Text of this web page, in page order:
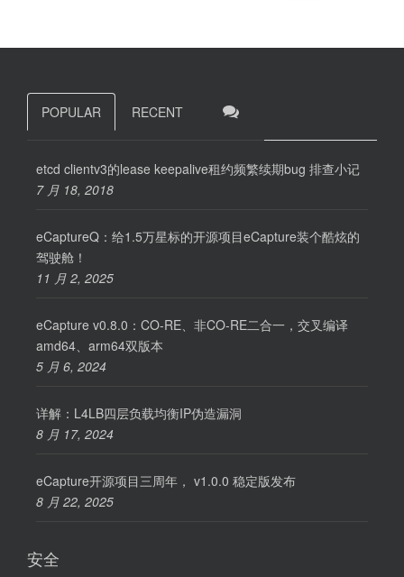
POPULAR RECENT
etcd clientv3的lease keepalive租约频繁续期bug 排查小记
7 月 18, 2018
eCaptureQ：给1.5万星标的开源项目eCapture装个酷炫的
驾驶舱！
11 月 2, 2025
eCapture v0.8.0：CO-RE、非CO-RE二合一，交叉编译
amd64、arm64双版本
5 月 6, 2024
详解：L4LB四层负载均衡IP伪造漏洞
8 月 17, 2024
eCapture开源项目三周年， v1.0.0 稳定版发布
8 月 22, 2025
安全